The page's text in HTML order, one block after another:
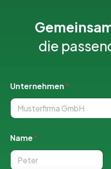
die
Unternehmen*
Name*